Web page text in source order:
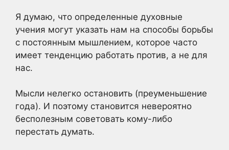
Я думаю, что определенные духовные
учения могут указать нам на способы борьбы
с постоянным мышлением, которое часто
имеет тенденцию работать против, а не для
нас.
Мысли нелегко остановить (преуменьшение
года). И поэтому становится невероятно
бесполезным советовать кому-либо
перестать думать.